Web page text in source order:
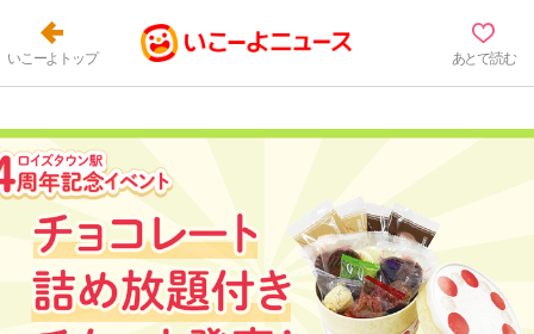
いこーよトップ あとで読む